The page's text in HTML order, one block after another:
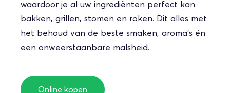
waardoor je al uw ingrediënten perfect kan
bakken, grillen, stomen en roken. Dit alles met
het behoud van de beste smaken, aroma’s én
een onweerstaanbare malsheid.
Online kopen